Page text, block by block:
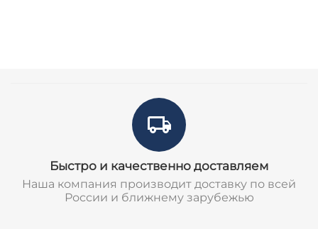
Быстро и качественно доставляем
Наша компания производит доставку по всей
России и ближнему зарубежью